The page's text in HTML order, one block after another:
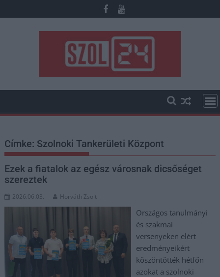
to
Címke: Szolnoki Tankerületi Központ
Ezek a fiatalok az egész városnak dicsőséget
szereztek
2026.06.03. Horváth Zsolt
Országos tanulmányi
és szakmai
versenyeken elért
eredményeikért
köszöntötték hétfőn
azokat a szolnoki